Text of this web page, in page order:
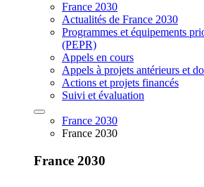
France 2030
Actualités de France 2030
Programmes et équipements
(PEPR)
Appels en cours
Appels à projets antérieurs et
Actions et projets financés
Suivi et évaluation
France 2030
France 2030
France 2030